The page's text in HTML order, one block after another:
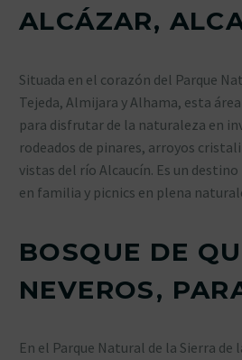
ALCÁZAR,
Situada en el corazón del Parque
Tejeda, Almijara y Alhama, esta
para disfrutar de la naturaleza en
rodeados de pinares, arroyos
vistas del río Alcaucín. Es un
en familia y picnics en plena
BOSQUE DE
NEVEROS,
En el Parque Natural de la Sierra de